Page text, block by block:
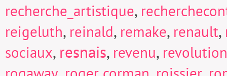
recherche_artistique,
reigeluth, reinald, remake, renault,
sociaux, resnais, revenu, revolution